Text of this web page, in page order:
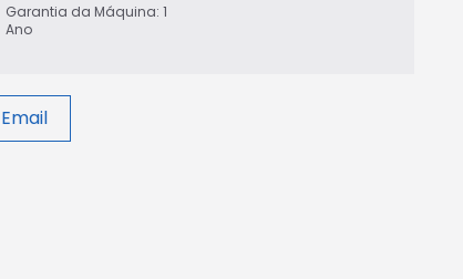
Garantia da Máquina: 1
Ano